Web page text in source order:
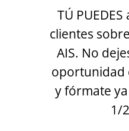
TÚ
clientes
AIS. No
oportunidad
y fórmate
1/